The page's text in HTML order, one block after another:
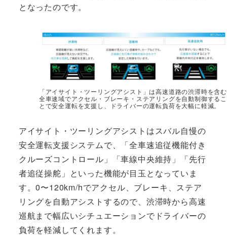
となったのです。
「アイサイト・ツーリングアシスト」は高速道路の渋滞時を含む
全車速域でアクセル・ブレーキ・ステアリングを自動制御するこ
とで安全運転を支援し、ドライバーの運転負荷を大幅に軽減。
アイサイト・ツーリングアシストはスバル自慢の
安全運転支援システムで、「全車速追従機能付き
クルーズコントロール」「車線中央維持」「先行
者追従操舵」といった機能が目玉となっていま
す。0〜120km/hでアクセル、ブレーキ、ステア
リングを自動アシストするので、渋滞時から高速
巡航まで幅広いシチュエーションでドライバーの
負荷を軽減してくれます。